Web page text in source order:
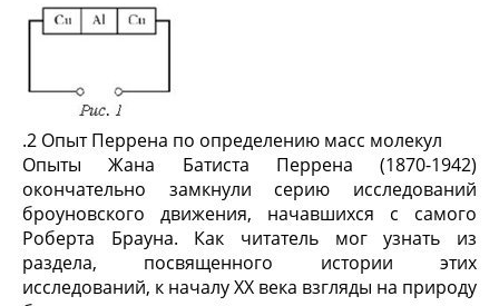
.2 Опыт Перрена по определению масс молекул
Опыты Жана Батиста Перрена (1870-1942)
окончательно замкнули серию исследований
броуновского движения, начавшихся с самого
Роберта Брауна. Как читатель мог узнать из
раздела, посвященного истории этих
исследований, к началу XX века взгляды на природу